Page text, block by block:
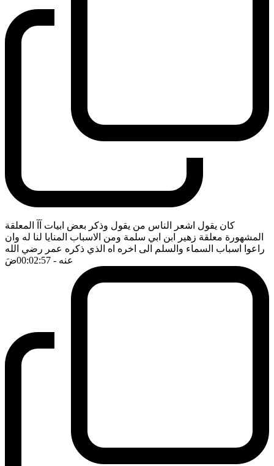
كان يقول اشعر الناس من يقول وذكر بعض ابيات آآ المعلقة
المشهورة معلقة زهير ابن ابي سلمة ومن الاسباب المنايا لنا له وان
راعوا اسباب السماء والسلم الى اخره اه الذي ذكره عمر رضي الله
عنه - 00:02:57 ضَ